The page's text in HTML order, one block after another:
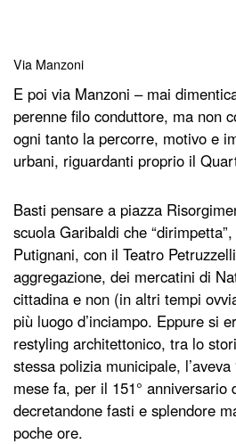
Via Manzoni
E poi via Manzoni – mai
perenne filo conduttore, ma non
ogni tanto la percorre, motivo e
urbani, riguardanti proprio il
Basti pensare a piazza
scuola Garibaldi che
Putignani, con il Teatro
aggregazione, dei mercatini di
cittadina e non (in altri tempi
più luogo d’inciampo. Eppure si
restyling architettonico, tra lo
stessa polizia municipale, l’aveva
mese fa, per il 151° anniversario
decretandone fasti e splendore
poche ore.